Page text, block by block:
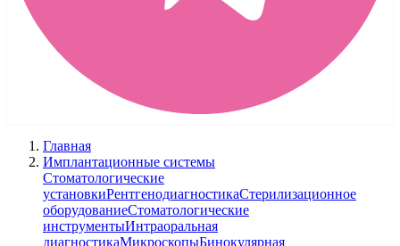
Главная
Имплантационные системы
Стоматологические
установкиРентгенодиагностикаСтерилизационное
оборудованиеСтоматологические
инструментыИнтраоральная
диагностикаМикроскопыБинокулярная